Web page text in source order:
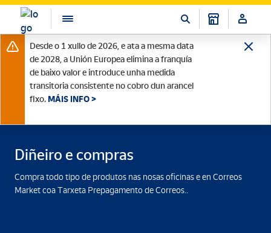
Desde o 1 xullo de 2026, e ata a mesma data
de 2028, a Unión Europea elimina a franquía
de baixo valor e introduce unha medida
transitoria consistente no cobro dun arancel
fixo. MÁIS INFO >
Diñeiro e compras
Compra todo tipo de produtos nas nosas oficinas e en Correos
Market coa Tarxeta Prepagamento de Correos..